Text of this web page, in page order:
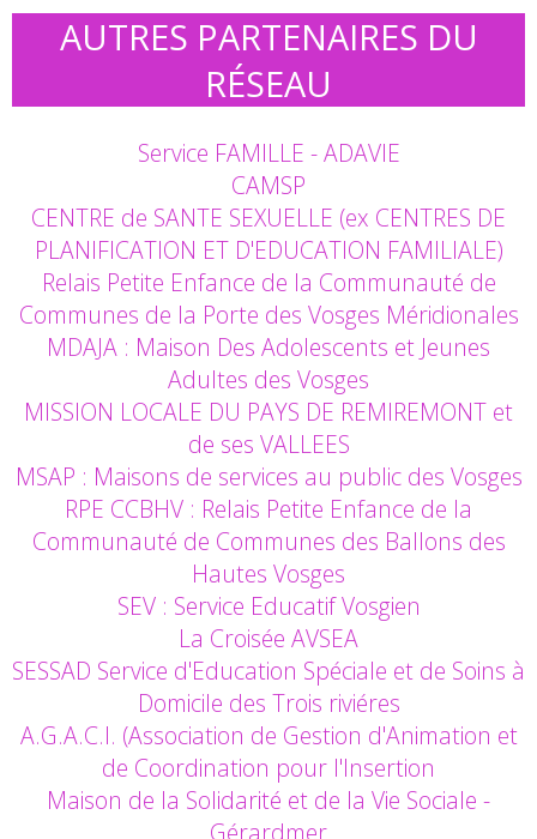
AUTRES PARTENAIRES DU
RÉSEAU
Service FAMILLE - ADAVIE
CAMSP
CENTRE de SANTE SEXUELLE (ex CENTRES DE
PLANIFICATION ET D'EDUCATION FAMILIALE)
Relais Petite Enfance de la Communauté de
Communes de la Porte des Vosges Méridionales
MDAJA : Maison Des Adolescents et Jeunes
Adultes des Vosges
MISSION LOCALE DU PAYS DE REMIREMONT et
de ses VALLEES
MSAP : Maisons de services au public des Vosges
RPE CCBHV : Relais Petite Enfance de la
Communauté de Communes des Ballons des
Hautes Vosges
SEV : Service Educatif Vosgien
La Croisée AVSEA
SESSAD Service d'Education Spéciale et de Soins à
Domicile des Trois riviéres
A.G.A.C.I. (Association de Gestion d'Animation et
de Coordination pour l'Insertion
Maison de la Solidarité et de la Vie Sociale -
Gérardmer